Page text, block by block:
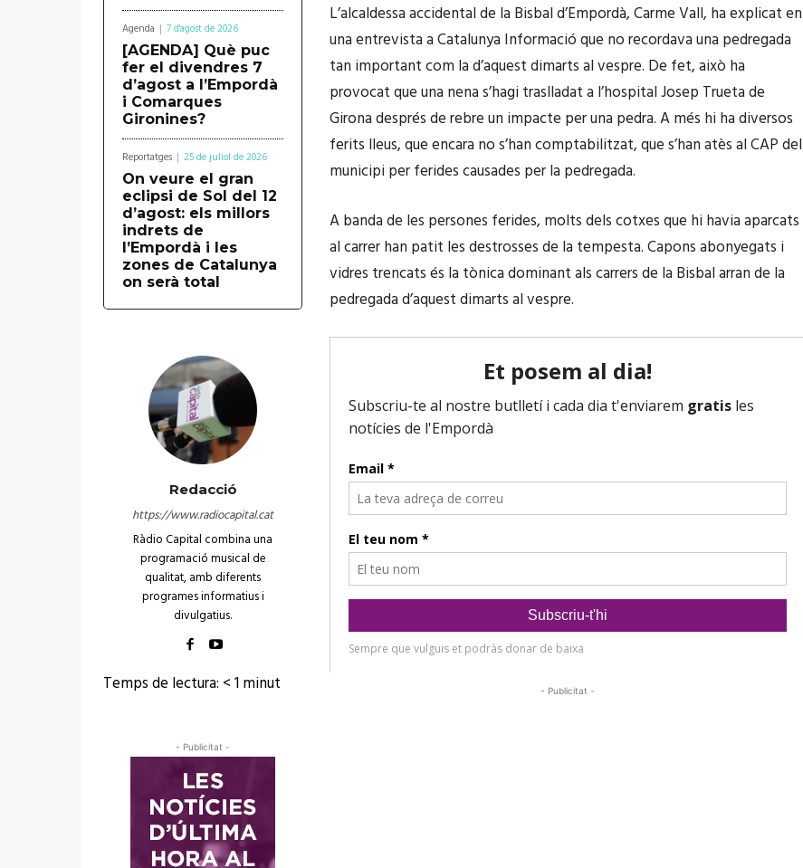
Agenda 7 d'agost de 2026
[AGENDA] Què puc
fer el divendres 7
d’agost a l’Empordà
i Comarques
Gironines?
Reportatges 25 de juliol de 2026
On veure el gran
eclipsi de Sol del 12
d’agost: els millors
indrets de
l’Empordà i les
zones de Catalunya
on serà total
Redacció
https://www.radiocapital.cat
Ràdio Capital combina una
programació musical de
qualitat, amb diferents
programes informatius i
divulgatius.
Temps de lectura: < 1minut
- Publicitat -
L’alcaldessa accidental de la Bisbal d’Empordà, Carme Vall, ha explicat en
una entrevista a Catalunya Informació que no recordava una pedregada
tan important com la d’aquest dimarts al vespre. De fet, això ha
provocat que una nena s’hagi traslladat a l’hospital Josep Trueta de
Girona després de rebre un impacte per una pedra. A més hi ha diversos
ferits lleus, que encara no s’han comptabilitzat, que s’han atès al CAP del
municipi per ferides causades per la pedregada.
A banda de les persones ferides, molts dels cotxes que hi havia aparcats
al carrer han patit les destrosses de la tempesta. Capons abonyegats i
vidres trencats és la tònica dominant als carrers de la Bisbal arran de la
pedregada d’aquest dimarts al vespre.
- Publicitat -